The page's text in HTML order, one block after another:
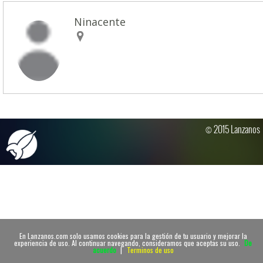
En Lanzanos.com solo usamos cookies para la gestión de tu usuario y mejorar la
experiencia de uso. Al continuar navegando, consideramos que aceptas su uso. De
acuerdo | Terminos de uso
Ninacente
© 2015 Lanzanos